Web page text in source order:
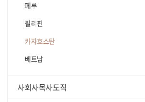
페루
필리핀
카자흐스탄
베트남
사회사목사도직